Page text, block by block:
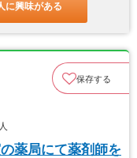
に興味がある
保存する
薬局にて薬剤師を